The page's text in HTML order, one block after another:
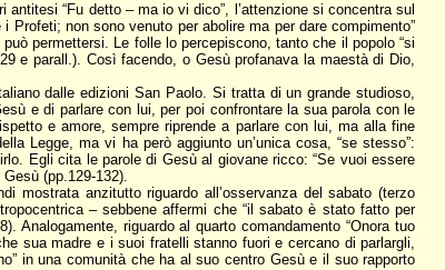
antitesi “Fu detto – ma io vi dico”, l’attenzione si concentra sul
non sono venuto per abolire ma per dare compimento”
permettersi. Le folle lo percepiscono, tanto che il popolo “si
e parall.). Così facendo, o Gesù profanava la maestà di Dio,
dalle edizioni San Paolo. Si tratta di un grande studioso,
e di parlare con lui, per poi confrontare la sua parola con le
e amore, sempre riprende a parlare con lui, ma alla fine
Legge, ma vi ha però aggiunto un’unica cosa, “se stesso”:
Egli cita le parole di Gesù al giovane ricco: “Se vuoi essere
(pp.129-132).
mostrata anzitutto riguardo all’osservanza del sabato (terzo
– sebbene affermi che “il sabato è stato fatto per
Analogamente, riguardo al quarto comandamento “Onora tuo
sua madre e i suoi fratelli stanno fuori e cercano di parlargli,
in una comunità che ha al suo centro Gesù e il suo rapporto